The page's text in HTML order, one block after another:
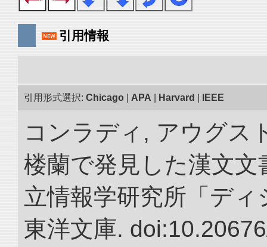
引用情報
引用形式選択: Chicago APA Harvard IEEE
コンラディ, アウグス
楼蘭で発見した漢文文
立情報学研究所「デ
東洋文庫.